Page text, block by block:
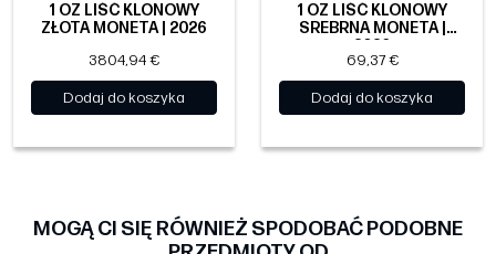
1 OZ LIŚĆ KLONOWY
ZŁOTA MONETA | 2026
3804,94 €
Dodaj do koszyka
1 OZ LIŚĆ KLONOWY
SREBRNA MONETA |
2026
69,37 €
Dodaj do koszyka
MOGĄ CI SIĘ RÓWNIEŻ SPODOBAĆ PODOBNE